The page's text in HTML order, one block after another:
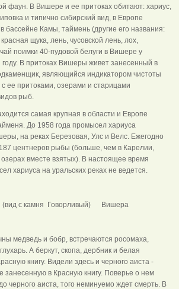
фаун. В Вишере и ее притоках обитают: хариус,
и типично сибирский вид, в Европе
бассейне Камы, таймень (другие его названия:
щука, лень, чусовской лень, лох,
поимки 40-пудовой белуги в Вишере у
В притоках Вишеры живет занесенный в
являющийся индикатором чистоты
ее притоками, озерами и старицами
рыб.
самая крупная в области и Европе
До 1958 года промысел хариуса
на реках Березовая, Улс и Велс. Ежегодно
центнеров рыбы (больше, чем в Карелии,
вместе взятых). В настоящее время
хариуса на уральских реках не ведется.
Говорливый) Вишера
медведь и бобр, встречаются росомаха,
А беркут, скопа, дербник и белая
книгу. Видели здесь и черного аиста -
занесенную в Красную книгу. Поверье о нем
черного аиста, того неминуемо ждет смерть. В